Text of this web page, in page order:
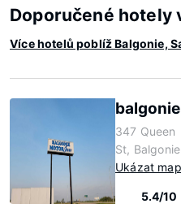
Doporučené hotely
Více hotelů poblíž Balgonie,
347 Queen
St,
Ukázat
5.4/10